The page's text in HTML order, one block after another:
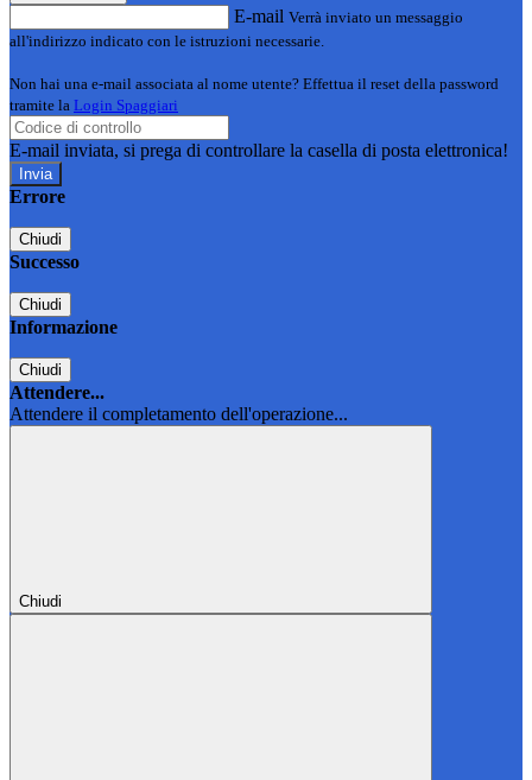
E-mail Verrà inviato un messaggio
all'indirizzo indicato con le istruzioni necessarie.
Non hai una e-mail associata al nome utente? Effettua il reset della password
tramite la Login Spaggiari
E-mail inviata, si prega di controllare la casella di posta elettronica!
Errore
Chiudi
Successo
Chiudi
Informazione
Chiudi
Attendere...
Attendere il completamento dell'operazione...
Chiudi